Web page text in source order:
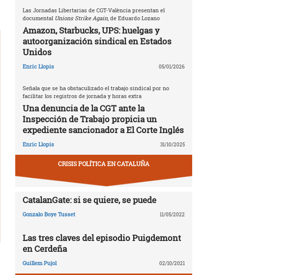
Las Jornadas Libertarias de CGT-València presentan el
documental Unions Strike Again, de Eduardo Lozano
Amazon, Starbucks, UPS: huelgas y
autoorganización sindical en Estados
Unidos
Enric Llopis 05/01/2026
Señala que se ha obstaculizado el trabajo sindical por no
facilitar los registros de jornada y horas extra
Una denuncia de la CGT ante la
Inspección de Trabajo propicia un
expediente sancionador a El Corte Inglés
Enric Llopis 31/10/2025
CRISIS POLÍTICA EN CATALUÑA
CatalanGate: si se quiere, se puede
Gonzalo Boye Tusset 11/05/2022
Las tres claves del episodio Puigdemont
en Cerdeña
Guillem Pujol 02/10/2021